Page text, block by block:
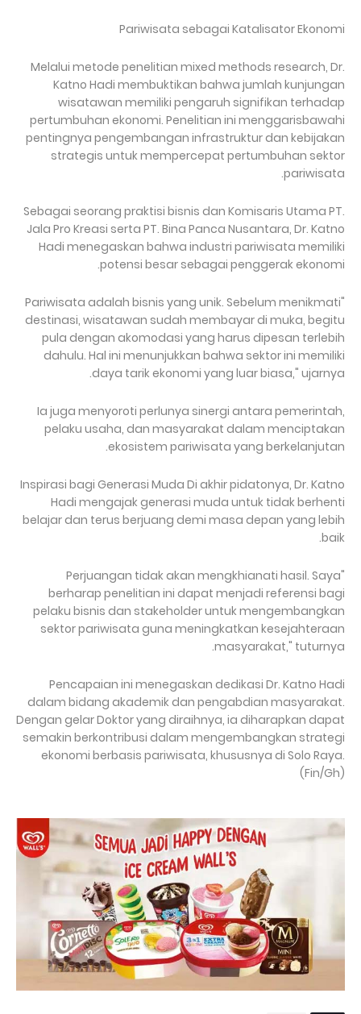
Pariwisata sebagai Katalisator Ekonomi
Melalui metode penelitian mixed methods research, Dr.
Katno Hadi membuktikan bahwa jumlah kunjungan
wisatawan memiliki pengaruh signifikan terhadap
pertumbuhan ekonomi. Penelitian ini menggarisbawahi
pentingnya pengembangan infrastruktur dan kebijakan
strategis untuk mempercepat pertumbuhan sektor
pariwisata.
Sebagai seorang praktisi bisnis dan Komisaris Utama PT.
Jala Pro Kreasi serta PT. Bina Panca Nusantara, Dr. Katno
Hadi menegaskan bahwa industri pariwisata memiliki
potensi besar sebagai penggerak ekonomi.
"Pariwisata adalah bisnis yang unik. Sebelum menikmati
destinasi, wisatawan sudah membayar di muka, begitu
pula dengan akomodasi yang harus dipesan terlebih
dahulu. Hal ini menunjukkan bahwa sektor ini memiliki
daya tarik ekonomi yang luar biasa," ujarnya.
Ia juga menyoroti perlunya sinergi antara pemerintah,
pelaku usaha, dan masyarakat dalam menciptakan
ekosistem pariwisata yang berkelanjutan.
Inspirasi bagi Generasi Muda Di akhir pidatonya, Dr. Katno
Hadi mengajak generasi muda untuk tidak berhenti
belajar dan terus berjuang demi masa depan yang lebih
baik.
"Perjuangan tidak akan mengkhianati hasil. Saya
berharap penelitian ini dapat menjadi referensi bagi
pelaku bisnis dan stakeholder untuk mengembangkan
sektor pariwisata guna meningkatkan kesejahteraan
masyarakat," tuturnya.
Pencapaian ini menegaskan dedikasi Dr. Katno Hadi
dalam bidang akademik dan pengabdian masyarakat.
Dengan gelar Doktor yang diraihnya, ia diharapkan dapat
semakin berkontribusi dalam mengembangkan strategi
ekonomi berbasis pariwisata, khususnya di Solo Raya.
(Fin/Gh)